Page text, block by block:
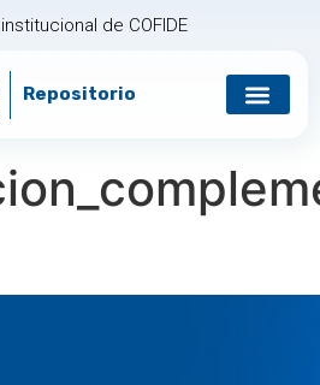
de COFIDE
Repositorio